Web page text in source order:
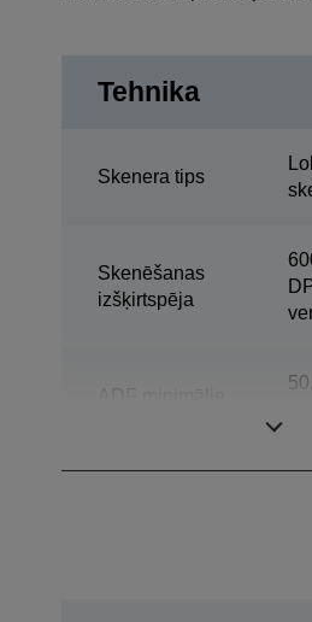
Tehnika
Skenera tips
Skenēšanas
izšķirtspēja